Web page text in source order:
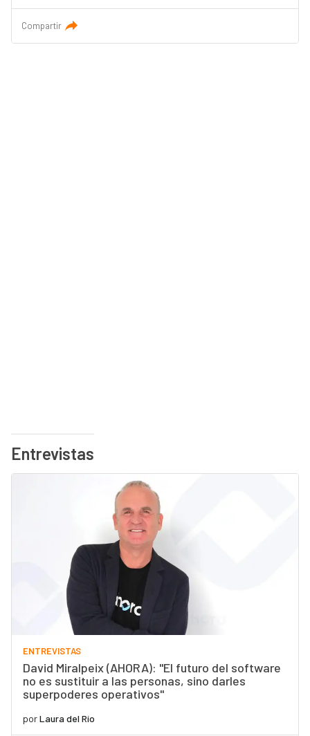
Compartir
Entrevistas
ENTREVISTAS
David Miralpeix (AHORA): "El futuro del software
no es sustituir a las personas, sino darles
superpoderes operativos"
porLaura del Río